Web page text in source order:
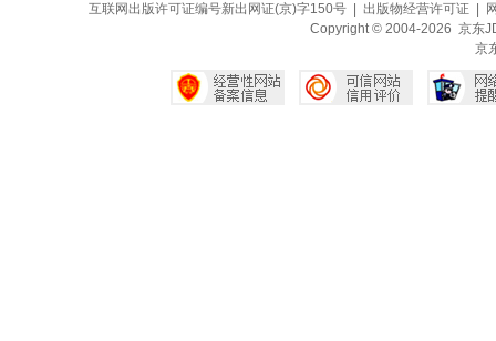
互联网出版许可证编号新出网证(京)字150号 | 出版物经营许可证|
Copyright © 2004-2026 京东
京